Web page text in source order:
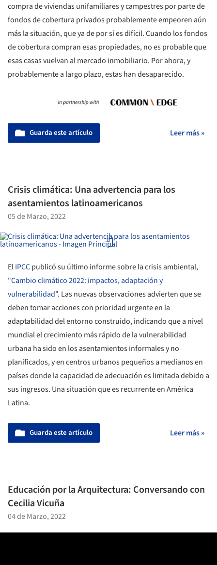
compra de viviendas unifamiliares y campestres por parte de
fondos de cobertura privados probablemente empeoren aún
más la situación, que ya de por sí es difícil. Cuando los fondos
de cobertura compran esas propiedades, no es probable que
esas casas vuelvan al mercado inmobiliario. Por ahora, y
probablemente a largo plazo, estas han desaparecido.
Guarda este artículo Leer más »
Crisis climática: Una advertencia para los
asentamientos latinoamericanos
05 de Marzo, 2022
ElIPCCpublicó su último informe sobre la crisis ambiental,
"Cambio climático 2022: impactos, adaptación y
vulnerabilidad". Las nuevas observaciones advierten que se
deben tomar acciones con prioridad urgente en la
adaptabilidad del entorno construido, indicando que a nivel
mundial el crecimiento más rápido de la vulnerabilidad
urbana ha sido en los asentamientos informales y no
planificados, y en centros urbanos pequeños a medianos en
países donde la capacidad de adecuación es limitada debido a
sus ingresos. Una situación que es recurrente en América
Latina.
Guarda este artículo Leer más »
Educación por la Arquitectura: Conversando con
Cecilia Vicuña
04 de Marzo, 2022